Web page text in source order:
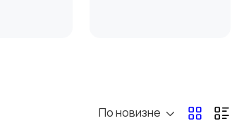
По новизне